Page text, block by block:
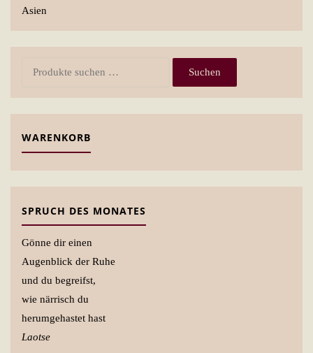
Suchen
Suchen
WARENKORB
SPRUCH DES MONATES
Gönne dir einen
Augenblick der Ruhe
und du begreifst,
wie närrisch du
herumgehastet hast
Laotse